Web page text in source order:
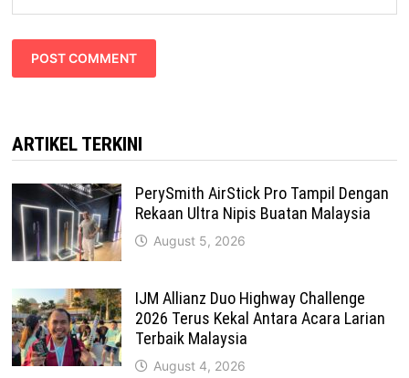
ARTIKEL TERKINI
PerySmith AirStick Pro Tampil Dengan
Rekaan Ultra Nipis Buatan Malaysia
August 5, 2026
IJM Allianz Duo Highway Challenge
2026 Terus Kekal Antara Acara Larian
Terbaik Malaysia
August 4, 2026